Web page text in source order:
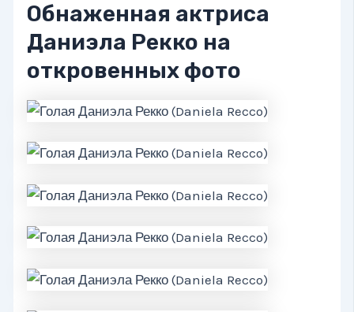
Обнаженная актриса
Даниэла Рекко на
откровенных фото